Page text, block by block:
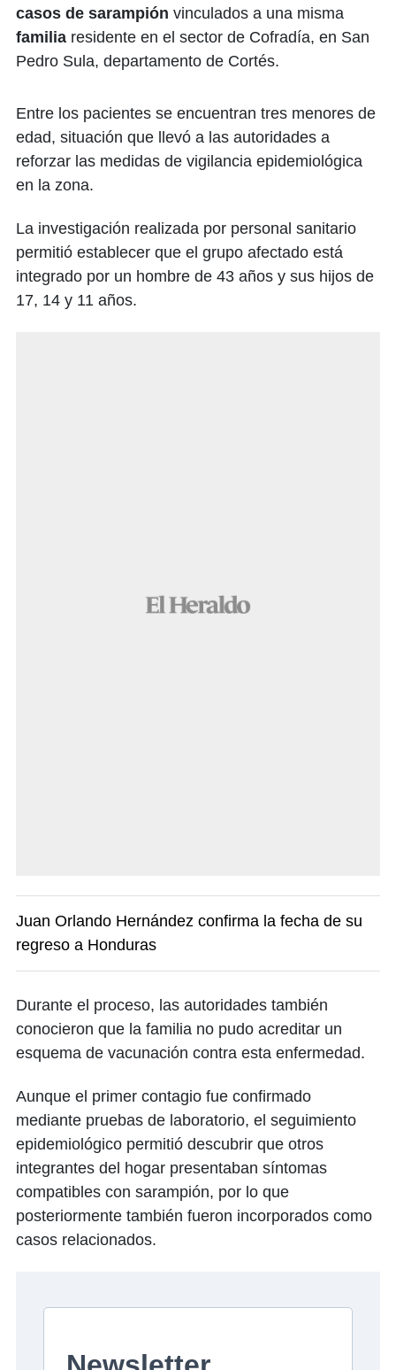
casos de sarampión vinculados a una misma
familia residente en el sector de Cofradía, en San
Pedro Sula, departamento de Cortés.
Entre los pacientes se encuentran tres menores de
edad, situación que llevó a las autoridades a
reforzar las medidas de vigilancia epidemiológica
en la zona.
La investigación realizada por personal sanitario
permitió establecer que el grupo afectado está
integrado por un hombre de 43 años y sus hijos de
17, 14 y 11 años.
Juan Orlando Hernández confirma la fecha de su
regreso a Honduras
Durante el proceso, las autoridades también
conocieron que la familia no pudo acreditar un
esquema de vacunación contra esta enfermedad.
Aunque el primer contagio fue confirmado
mediante pruebas de laboratorio, el seguimiento
epidemiológico permitió descubrir que otros
integrantes del hogar presentaban síntomas
compatibles con sarampión, por lo que
posteriormente también fueron incorporados como
casos relacionados.